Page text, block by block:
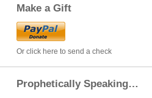
Make a Gift
Or click here to send a check
Prophetically Speaking…